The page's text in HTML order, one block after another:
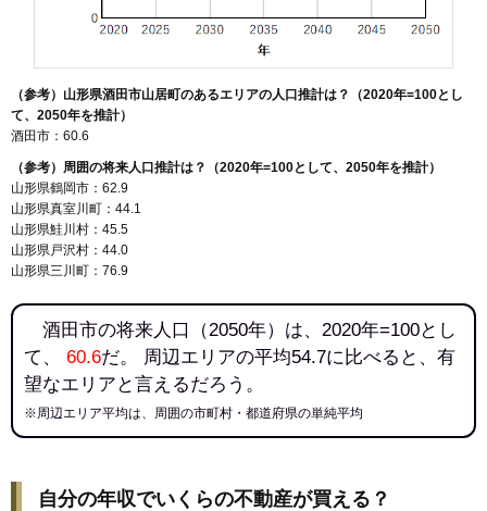
（参考）山形県酒田市山居町のあるエリアの人口推計は？（2020年=100とし
て、2050年を推計）
酒田市：60.6
（参考）周囲の将来人口推計は？（2020年=100として、2050年を推計）
山形県鶴岡市：62.9
山形県真室川町：44.1
山形県鮭川村：45.5
山形県戸沢村：44.0
山形県三川町：76.9
酒田市の将来人口（2050年）は、2020年=100とし
て、 60.6だ。 周辺エリアの平均54.7に比べると、有
望なエリアと言えるだろう。
※周辺エリア平均は、周囲の市町村・都道府県の単純平均
自分の年収でいくらの不動産が買える？